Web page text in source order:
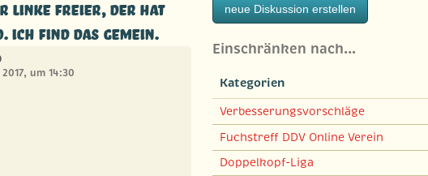
linke Freier, der hat
find das gemein.
um 14:30
neue Diskussion erstellen
Einschränken nach…
Kategorien
Verbesserungsvorschläge
Fuchstreff DDV Online Verein
Doppelkopf-Liga